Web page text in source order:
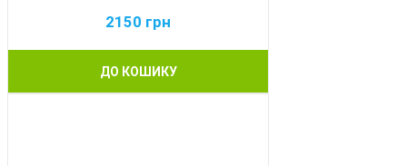
2150 грн
ДО КОШИКУ